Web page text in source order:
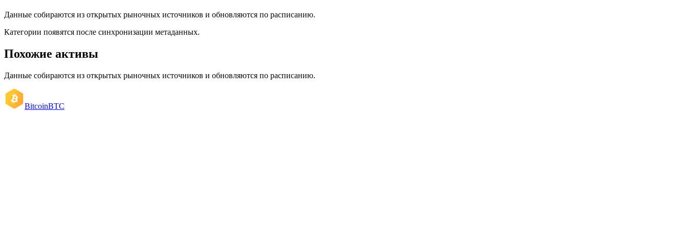
Данные собираются из открытых рыночных источников и обновляются по расписанию.
Категории появятся после синхронизации метаданных.
Похожие активы
Данные собираются из открытых рыночных источников и обновляются по расписанию.
BitcoinBTC